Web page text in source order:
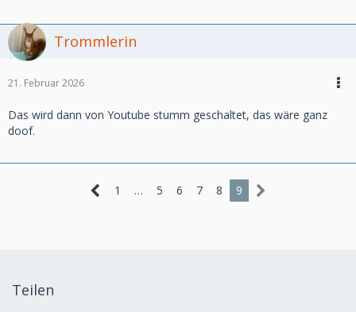
Trommlerin
21. Februar 2026
Das wird dann von Youtube stumm geschaltet, das wäre ganz
doof.
1 … 5 6 7 8 9
Teilen